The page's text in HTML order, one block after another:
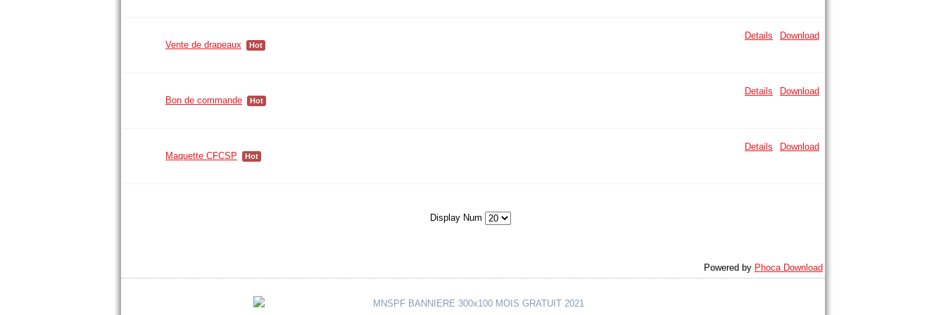
Vente de drapeaux Hot
Download
Details
Bon de commande Hot
Download
Details
Maquette CFCSP Hot
Download
Details
Display Num
Powered by Phoca Download